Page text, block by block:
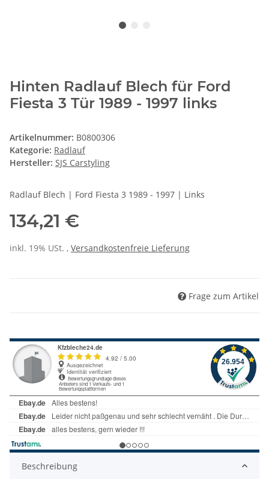
Hinten Radlauf Blech für Ford
Fiesta 3 Tür 1989 - 1997 links
Artikelnummer: B0800306
Kategorie: Radlauf
Hersteller: SJS Carstyling
Radlauf Blech | Ford Fiesta 3 1989 - 1997 | Links
134,21 €
inkl. 19% USt. , Versandkostenfreie Lieferung
Frage zum Artikel
Beschreibung